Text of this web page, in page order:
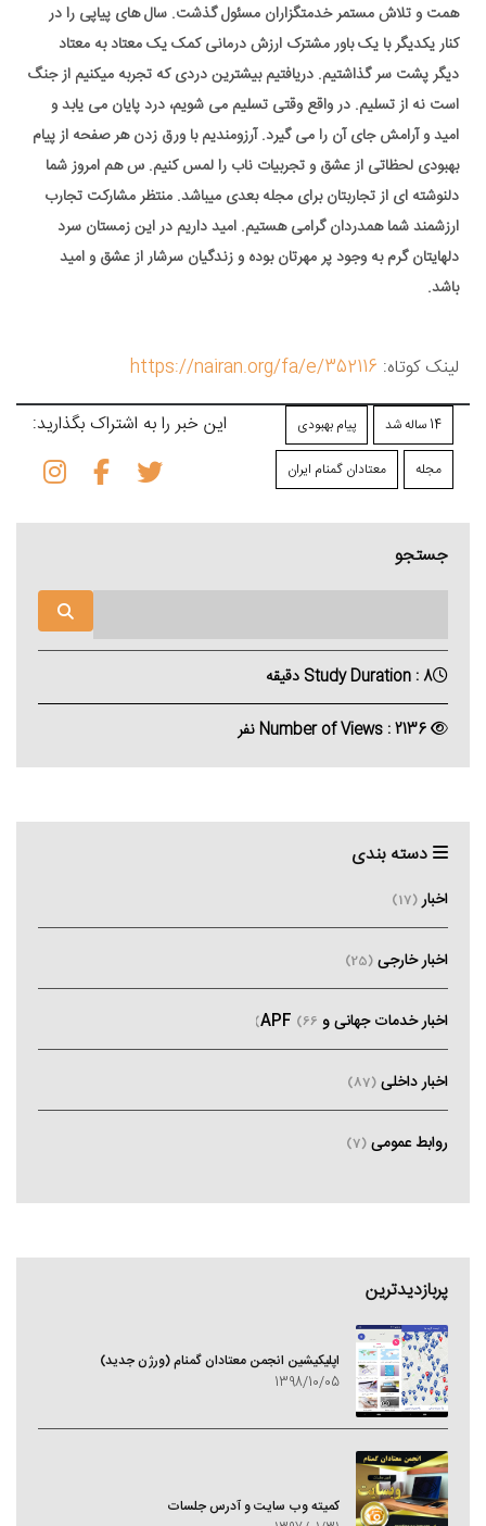
همت و تلاش مستمر خدمتگزاران مسئول گذشت. سال های پیاپی را در
کنار یکدیگر با یک باور مشترک ارزش درمانی کمک یک معتاد به معتاد
دیگر پشت سر گذاشتیم. دریافتیم بیشترین دردی که تجربه میکنیم از جنگ
است نه از تسلیم. در واقع وقتی تسلیم می شویم، درد پایان می یابد و
امید و آرامش جای آن را می گیرد. آرزومندیم با ورق زدن هر صفحه از پیام
بهبودی لحظاتی از عشق و تجربیات ناب را لمس کنیم. س هم امروز شما
دلنوشته ای از تجاربتان برای مجله بعدی میباشد. منتظر مشارکت تجارب
ارزشمند شما همدردان گرامی هستیم. امید داریم در این زمستان سرد
دلهایتان گرم به وجود پر مهرتان بوده و زندگیان سرشار از عشق و امید
باشد.
لینک کوتاه: https://nairan.org/fa/e/352116
14 ساله شد پیام بهبودی
مجله معتادان گمنام ایران
این خبر را به اشتراک بگذارید:
جستجو
Study Duration : 8 دقیقه
دسته بندی
اخبار(17)
اخبار خارجی (25)
اخبار خدمات جهانی و APF (66)
اخبار داخلی (87)
روابط عمومی (7)
پربازدیدترین
اپلیکیشین انجمن معتادان گمنام (ورژن جدید)
1398/10/05
کمیته وب سایت و آدرس جلسات